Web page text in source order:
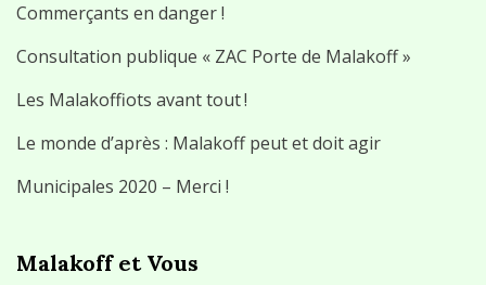
Commerçants en danger !
Consultation publique « ZAC Porte de Malakoff »
Les Malakoffiots avant tout !
Le monde d’après : Malakoff peut et doit agir
Municipales 2020 – Merci !
Malakoff et Vous